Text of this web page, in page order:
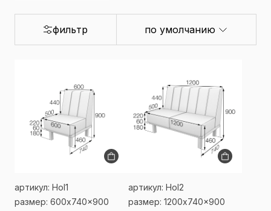
фильтр по умолчанию
артикул: Hol1
размер: 600x740x900
артикул: Hol2
размер: 1200x740x900